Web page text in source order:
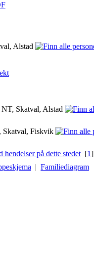
Alstad
NT, Skatval, Alstad
Skatval, Fiskvik
[1]
| Familiediagram